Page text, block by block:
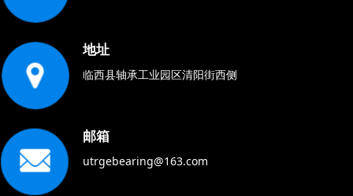
地址
临西县轴承工业园区清阳街西侧
邮箱
utrgebearing@163.com